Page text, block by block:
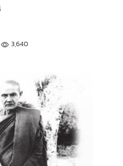
3,640